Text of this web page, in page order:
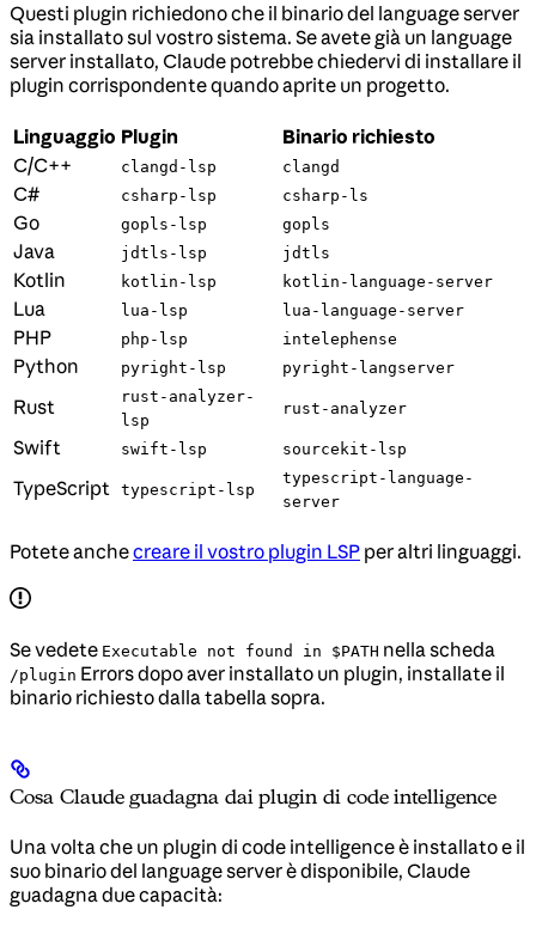
Questi plugin richiedono che il binario del language server
sia installato sul vostro sistema. Se avete già un language
server installato, Claude potrebbe chiedervi di installare il
plugin corrispondente quando aprite un progetto.
Linguaggio Plugin
Binario richiesto
C/C++
clangd-lsp clangd
C# csharp-lsp csharp-ls
Go gopls-lsp gopls
Java jdtls-lsp jdtls
Kotlin kotlin-lsp kotlin-language-server
Lua lua-lsp lua-language-server
PHP php-lsp intelephense
Python pyright-lsp pyright-langserver
Rust
rust-analyzer-
lsp
rust-analyzer
Swift swift-lsp sourcekit-lsp
TypeScript typescript-lsp
typescript-language-
server
Potete anchecreare il vostro plugin LSP per altri linguaggi.
Se vedete Executable not found in $PATH nella scheda
/plugin Errors dopo aver installato un plugin, installate il
binario richiesto dalla tabella sopra.
Cosa Claude guadagna dai plugin di code intelligence
Una volta che un plugin di code intelligence è installato e il
suo binario del language server è disponibile, Claude
guadagna due capacità: